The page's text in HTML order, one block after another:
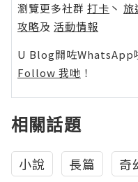
瀏覽更多社群 打卡 丶 旅
攻略及 活動情報
U Blog開咗WhatsApp
Follow 我哋 ！
相關話題
小說 長篇 奇